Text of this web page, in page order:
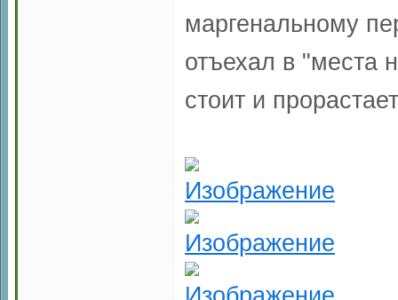
маргенальному
отъехал в "места
стоит и